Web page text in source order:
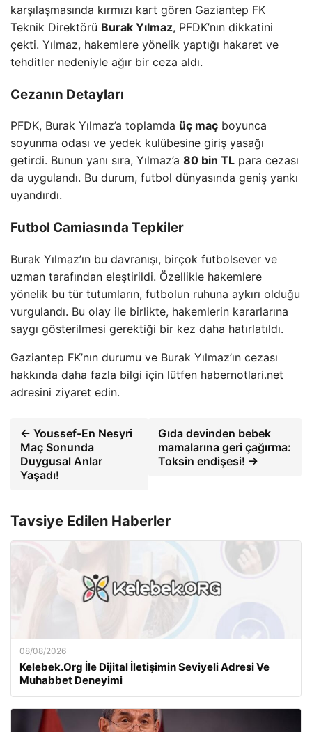
karşılaşmasında kırmızı kart gören Gaziantep FK
Teknik Direktörü Burak Yılmaz, PFDK’nın dikkatini
çekti. Yılmaz, hakemlere yönelik yaptığı hakaret ve
tehditler nedeniyle ağır bir ceza aldı.
Cezanın Detayları
PFDK, Burak Yılmaz’a toplamda üç maç boyunca
soyunma odası ve yedek kulübesine giriş yasağı
getirdi. Bunun yanı sıra, Yılmaz’a 80 bin TL para cezası
da uygulandı. Bu durum, futbol dünyasında geniş yankı
uyandırdı.
Futbol Camiasında Tepkiler
Burak Yılmaz’ın bu davranışı, birçok futbolsever ve
uzman tarafından eleştirildi. Özellikle hakemlere
yönelik bu tür tutumların, futbolun ruhuna aykırı olduğu
vurgulandı. Bu olay ile birlikte, hakemlerin kararlarına
saygı gösterilmesi gerektiği bir kez daha hatırlatıldı.
Gaziantep FK’nın durumu ve Burak Yılmaz’ın cezası
hakkında daha fazla bilgi için lütfen habernotlari.net
adresini ziyaret edin.
← Youssef-En Nesyri
Maç Sonunda
Duygusal Anlar
Yaşadı!
Gıda devinden bebek
mamalarına geri çağırma:
Toksin endişesi! →
Tavsiye Edilen Haberler
08/08/2026
Kelebek.Org İle Dijital İletişimin Seviyeli Adresi Ve
Muhabbet Deneyimi